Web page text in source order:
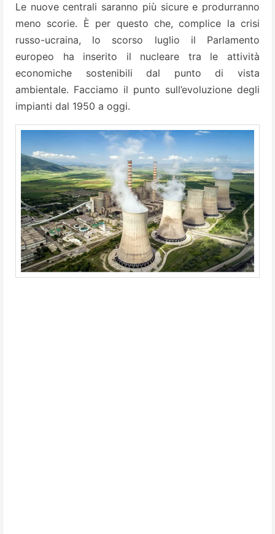
Le nuove centrali saranno più sicure e produrranno
meno scorie. È per questo che, complice la crisi
russo-ucraina, lo scorso luglio il Parlamento
europeo ha inserito il nucleare tra le attività
economiche sostenibili dal punto di vista
ambientale. Facciamo il punto sull’evoluzione degli
impianti dal 1950 a oggi.